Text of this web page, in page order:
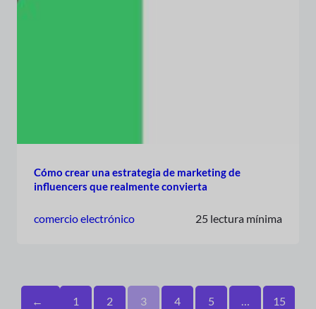
Cómo crear una estrategia de marketing de
influencers que realmente convierta
comercio electrónico 25 lectura mínima
← 1 2 3 4 5 … 15